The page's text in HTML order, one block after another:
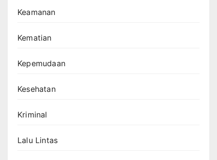
Keamanan
Kematian
Kepemudaan
Kesehatan
Kriminal
Lalu Lintas